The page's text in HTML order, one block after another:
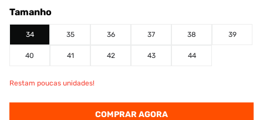
Tamanho
34 35 36 37 38 39
40 41 42 43 44
Restam poucas unidades!
COMPRAR AGORA